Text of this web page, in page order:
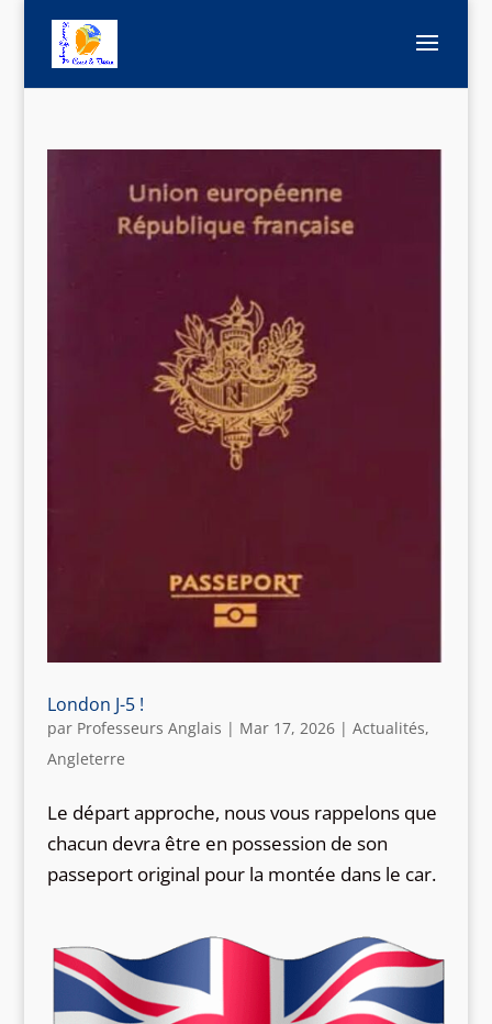
London J-5 !
par Professeurs Anglais | Mar 17, 2026| Actualités,
Angleterre
Le départ approche, nous vous rappelons que
chacun devra être en possession de son
passeport original pour la montée dans le car.